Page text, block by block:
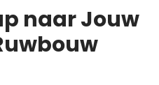
naar Jouw